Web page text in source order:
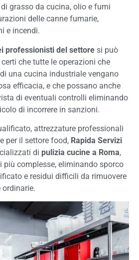
grasso da cucina, olio e fumi
delle canne fumarie,
e incendi.
professionisti del settore si può
che tutte le operazioni che
una cucina industriale vengano
efficacia, e che possano anche
di eventuali controlli eliminando
di incorrere in sanzioni.
attrezzature professionali
per il settore food, Rapida Servizi
di pulizia cucine a Roma,
più complesse, eliminando sporco
e residui difficili da rimuovere